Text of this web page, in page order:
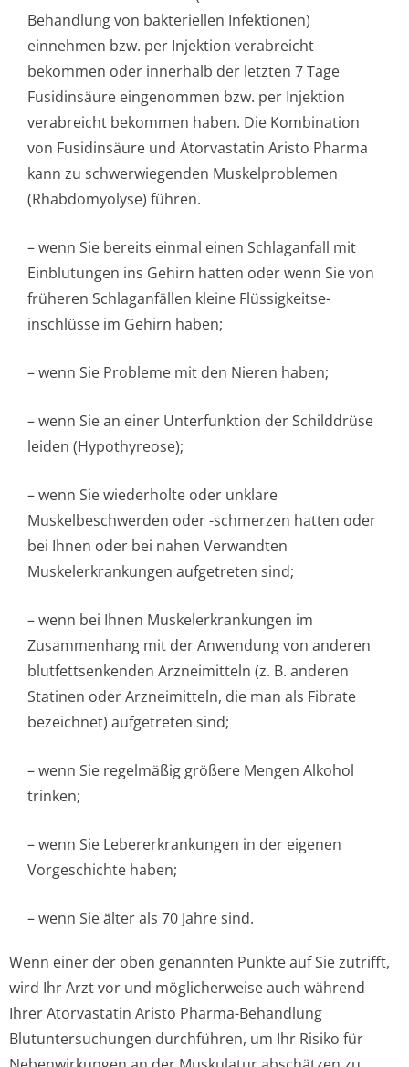
Behandlung von bakteriellen Infektionen)
einnehmen bzw. per Injektion verabreicht
bekommen oder innerhalb der letzten 7 Tage
Fusidinsäure eingenommen bzw. per Injektion
verabreicht bekommen haben. Die Kombination
von Fusidinsäure und Atorvastatin Aristo Pharma
kann zu schwerwiegenden Muskelproblemen
(Rhabdomyolyse) führen.
– wenn Sie bereits einmal einen Schlaganfall mit
Einblutungen ins Gehirn hatten oder wenn Sie von
früheren Schlaganfällen kleine Flüssigkeitse­
inschlüsse im Gehirn haben;
– wenn Sie Probleme mit den Nieren haben;
– wenn Sie an einer Unterfunktion der Schilddrüse
leiden (Hypothyreose);
– wenn Sie wiederholte oder unklare
Muskelbeschwerden oder -schmerzen hatten oder
bei Ihnen oder bei nahen Verwandten
Muskelerkrankungen aufgetreten sind;
– wenn bei Ihnen Muskelerkrankungen im
Zusammenhang mit der Anwendung von anderen
blutfettsenkenden Arzneimitteln (z. B. anderen
Statinen oder Arzneimitteln, die man als Fibrate
bezeichnet) aufgetreten sind;
– wenn Sie regelmäßig größere Mengen Alkohol
trinken;
– wenn Sie Lebererkrankungen in der eigenen
Vorgeschichte ha­ben;
– wenn Sie älter als 70 Jahre sind.
Wenn einer der oben genannten Punkte auf Sie zutrifft,
wird Ihr Arzt vor und möglicherweise auch während
Ihrer Atorvastatin Aristo Pharma-Behandlung
Blutuntersuchungen durchführen, um Ihr Risiko für